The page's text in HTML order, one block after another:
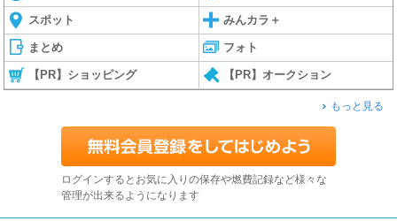
スポット みんカラ＋
まとめ フォト
【PR】ショッピング 【PR】オークション
もっと見る
ログインするとお気に入りの保存や燃費記録など様々な
管理が出来るようになります